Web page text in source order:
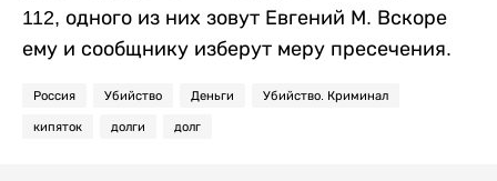
112, одного из них зовут Евгений М. Вскоре
ему и сообщнику изберут меру пресечения.
Россия Убийство Деньги Убийство. Криминал
кипяток долги долг